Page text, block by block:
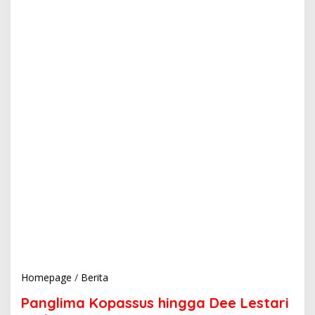
Homepage / Berita
n
Panglima Kopassus hingga Dee Lestari